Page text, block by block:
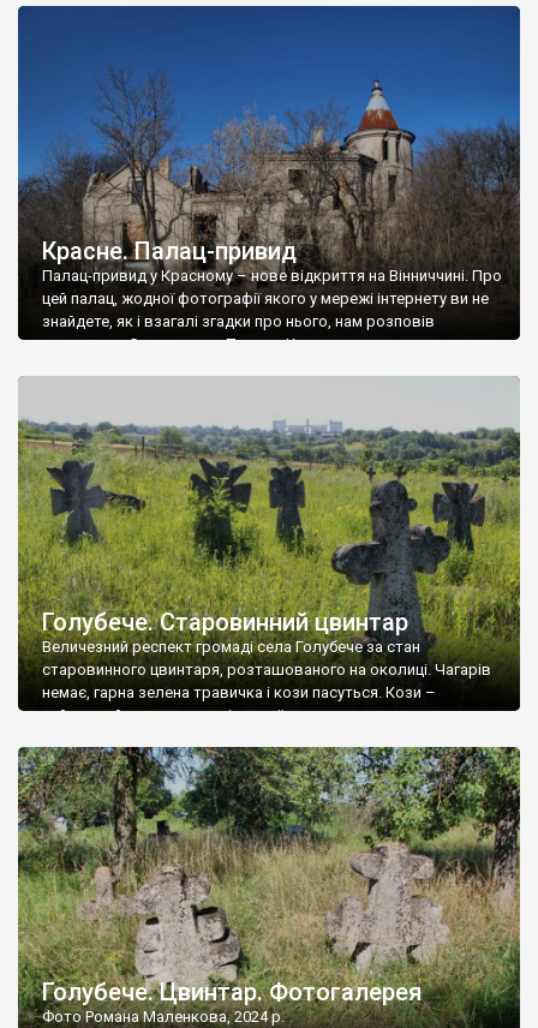
Красне. Палац-привид
Палац-привид у Красному – нове відкриття на Вінниччині. Про
цей палац, жодної фотографії якого у мережі інтернету ви не
знайдете, як і взагалі згадки про нього, нам розповів
мешканець Самгородка. Палац у Красному вразив не лише
Голубече. Старовинний цвинтар
Величезний респект громаді села Голубече за стан
старовинного цвинтаря, розташованого на околиці. Чагарів
немає, гарна зелена травичка і кози пасуться. Кози –
найкращий регулятор шкідливої, для старих кладовищ,
бруньками, кози ті бруньки обгризають, бо то улюблений
делікатес. На цвинтарі у Голубечому ціла колекція
різноманітних форм хрестів. Село відносно невелике, […]
Голубече. Цвинтар. Фотогалерея
Фото Романа Маленкова, 2024 р.